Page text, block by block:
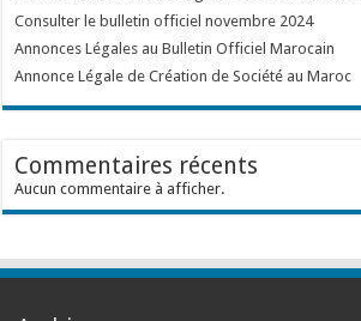
Consulter le bulletin officiel novembre 2024
Annonces Légales au Bulletin Officiel Marocain
Annonce Légale de Création de Société au Maroc
Commentaires récents
Aucun commentaire à afficher.